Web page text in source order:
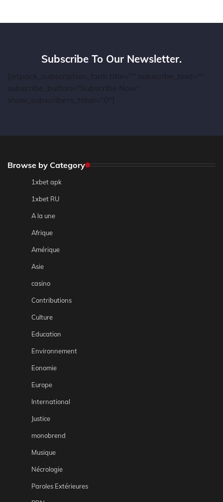
Subscribe To Our Newsletter.
[jetpack_subscription_form title="" subscribe_text=""
subscribe_button="Subscribe Now"
show_subscribers_total="0"]
Browse by Category
1xbet apk
1xbet RU
A la une
Afrique
Amérique
Asie
casino
Contributions
Culture
Education
Environnement
Eonomie
Europe
International
Justice
monobrend
Musique
Nécrologie
Paroles Extérieures